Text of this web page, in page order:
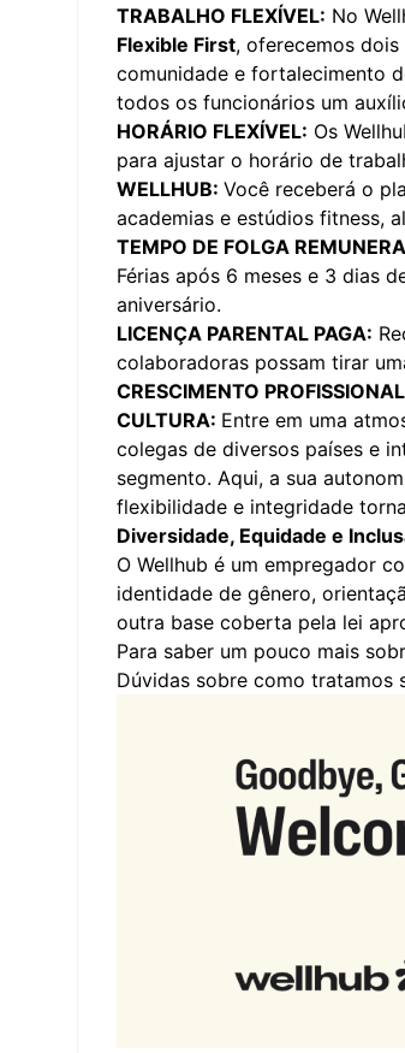
TRABALHO FLEXÍVEL: No
Flexible First, oferecemos
comunidade e fortalecimento
todos os funcionários um
HORÁRIO FLEXÍVEL: Os
para ajustar o horário de
WELLHUB: Você receberá o
academias e estúdios fitness,
TEMPO DE FOLGA
Férias após 6 meses e 3 dias
aniversário.
LICENÇA PARENTAL PAGA:
colaboradoras possam tirar
CRESCIMENTO
CULTURA: Entre em uma
colegas de diversos países e
segmento. Aqui, a sua
flexibilidade e integridade
Diversidade, Equidade e
O Wellhub é um empregador
identidade de gênero,
outra base coberta pela lei
Para saber um pouco mais
Dúvidas sobre como tratamos